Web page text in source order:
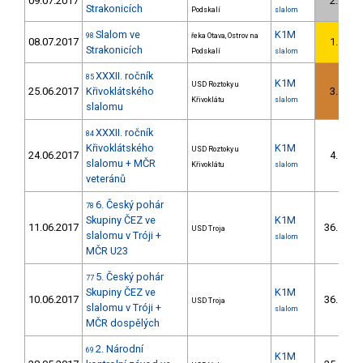
Strakonicích
Podskalí
slalom
08.07.2017 98 Slalom ve
Strakonicích
řeka Otava, Ostrov na
Podskalí
K1M
slalom
1.
25.06.2017
85 XXXII. ročník
Křivoklátského
slalomu
USD Roztoky u
Křivoklátu
K1M
slalom
3.
24.06.2017
84 XXXII. ročník
Křivoklátského
slalomu + MČR
veteránů
USD Roztoky u
Křivoklátu
K1M
slalom
4.
11.06.2017
78 6. Český pohár
Skupiny ČEZ ve
slalomu v Tróji +
MČR U23
USD Troja
K1M
slalom
36.
10.06.2017
77 5. Český pohár
Skupiny ČEZ ve
slalomu v Tróji +
MČR dospělých
USD Troja
K1M
slalom
36.
69 2. Národní
K1M